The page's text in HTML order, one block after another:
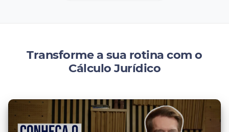
Transforme a sua rotina com o
Cálculo Jurídico